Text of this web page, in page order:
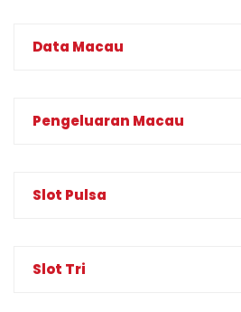
Data Macau
Pengeluaran Macau
Slot Pulsa
Slot Tri